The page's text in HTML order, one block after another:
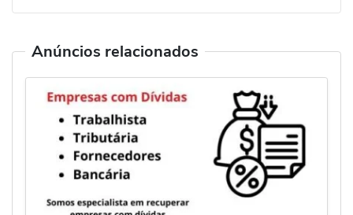
Anúncios relacionados